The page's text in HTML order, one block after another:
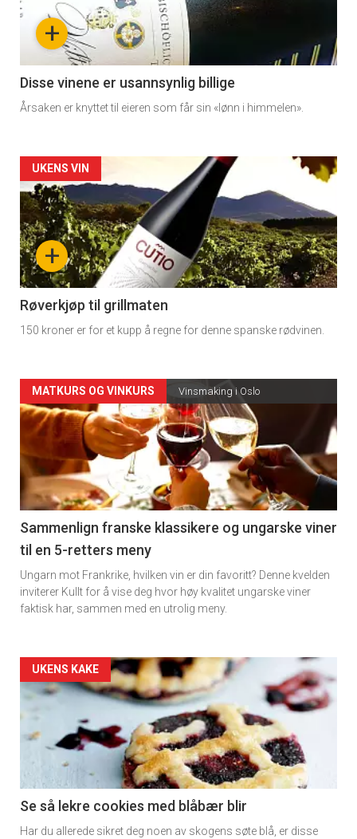
nå
3
+
Disse vinene er usannsynlig billige
Årsaken er knyttet til eieren som får sin «lønn i himmelen».
Forsiden
akkurat
nå
-
4
+
UKENS VIN
Røverkjøp til grillmaten
150 kroner er for et kupp å regne for denne spanske rødvinen.
Forsiden
akkurat
nå
-
5
MATKURS OG VINKURS Vinsmaking i Oslo
Sammenlign franske klassikere og ungarske viner
til en 5-retters meny
Ungarn mot Frankrike, hvilken vin er din favoritt? Denne kvelden
inviterer Kullt for å vise deg hvor høy kvalitet ungarske viner
faktisk har, sammen med en utrolig meny.
Forsiden
akkurat
nå
6
UKENS KAKE
Se så lekre cookies med blåbær blir
Har du allerede sikret deg noen av skogens søte blå, er disse